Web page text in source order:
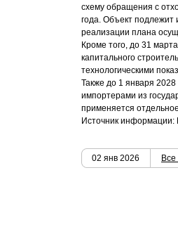
схему обращения с
года. Объект подлежит
реализации плана
Кроме того, до 31
капитального
технологическими
Также до 1 января
импортерами из
применяется
Источник
02 янв 2026 Все